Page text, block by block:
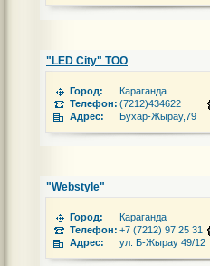
"LED City" ТОО
Город:
Караганда
Телефон: (7212)434622
Адрес:
Бухар-Жырау,79
"Webstyle"
Город:
Караганда
Телефон: +7 (7212) 97 25 31
Адрес:
ул. Б-Жырау 49/122